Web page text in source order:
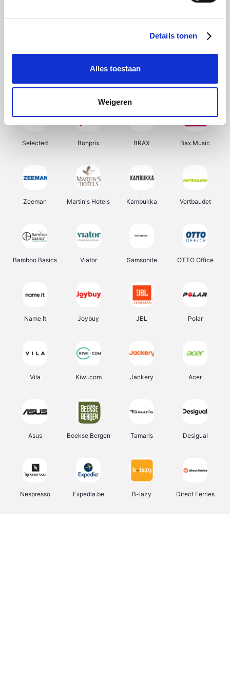
Details tonen
Alles toestaan
Weigeren
Samsung Delonghi Tennis Point My Jewellery
Selected Bonprix BRAX Bax Music
Zeeman Martin's Hotels Kambukka Vertbaudet
Bamboo Basics Viator Samsonite OTTO Office
Name It Joybuy JBL Polar
Vila Kiwi.com Jackery Acer
Asus Beekse Bergen Tamaris Desigual
Nespresso Expedia.be B-lazy Direct Ferries